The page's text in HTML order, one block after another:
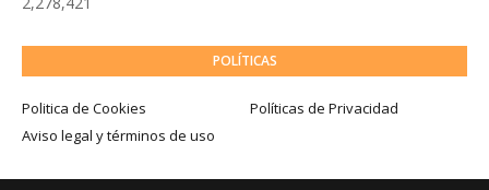
POLÍTICAS
Politica de Cookies
Políticas de Privacidad
Aviso legal y términos de uso